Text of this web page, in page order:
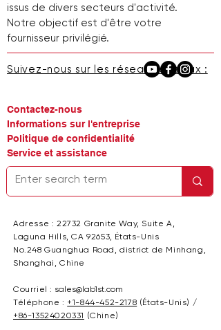
issus de divers secteurs d'activité.
Notre objectif est d'être votre
fournisseur privilégié.
Suivez-nous sur les réseaux sociaux :
Contactez-nous
Informations sur l'entreprise
Politique de confidentialité
Service et assistance
Adresse : 22732 Granite Way, Suite A,
Laguna Hills, CA 92653, États-Unis
No.248 Guanghua Road, district de Minhang,
Shanghai, Chine
Courriel : sales@lab1st.com
Téléphone : +1-844-452-2178 (États-Unis) /
+86-13524020331 (Chine)